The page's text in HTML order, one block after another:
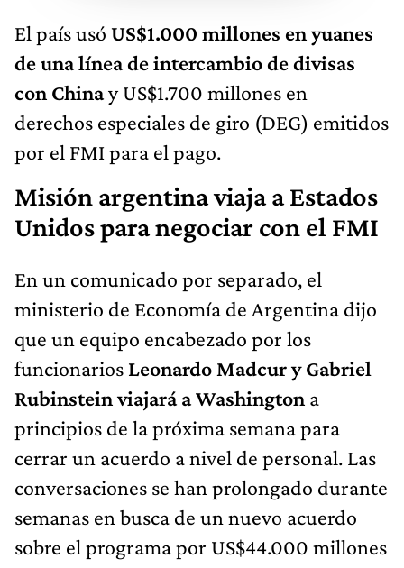
El país usó US$1.000 millones en yuanes
de una línea de intercambio de divisas
con Chinay US$1.700 millones en
derechos especiales de giro (DEG) emitidos
por el FMI para el pago.
Misión argentina viaja a Estados
Unidos para negociar con el FMI
En un comunicado por separado, el
ministerio de Economía de Argentina dijo
que un equipo encabezado por los
funcionarios Leonardo Madcur y Gabriel
Rubinstein viajará a Washington a
principios de la próxima semana para
cerrar un acuerdo a nivel de personal. Las
conversaciones se han prolongado durante
semanas en busca de un nuevo acuerdo
sobre el programa por US$44.000 millones